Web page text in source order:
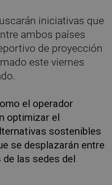
iniciativas que
ambos países
de proyección
este viernes
el operador
optimizar el
sostenibles
se desplazarán entre
las sedes del